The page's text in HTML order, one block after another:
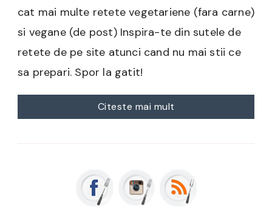
cat mai multe retete vegetariene (fara carne)
si vegane (de post) Inspira-te din sutele de
retete de pe site atunci cand nu mai stii ce
sa prepari. Spor la gatit!
Citeste mai mult